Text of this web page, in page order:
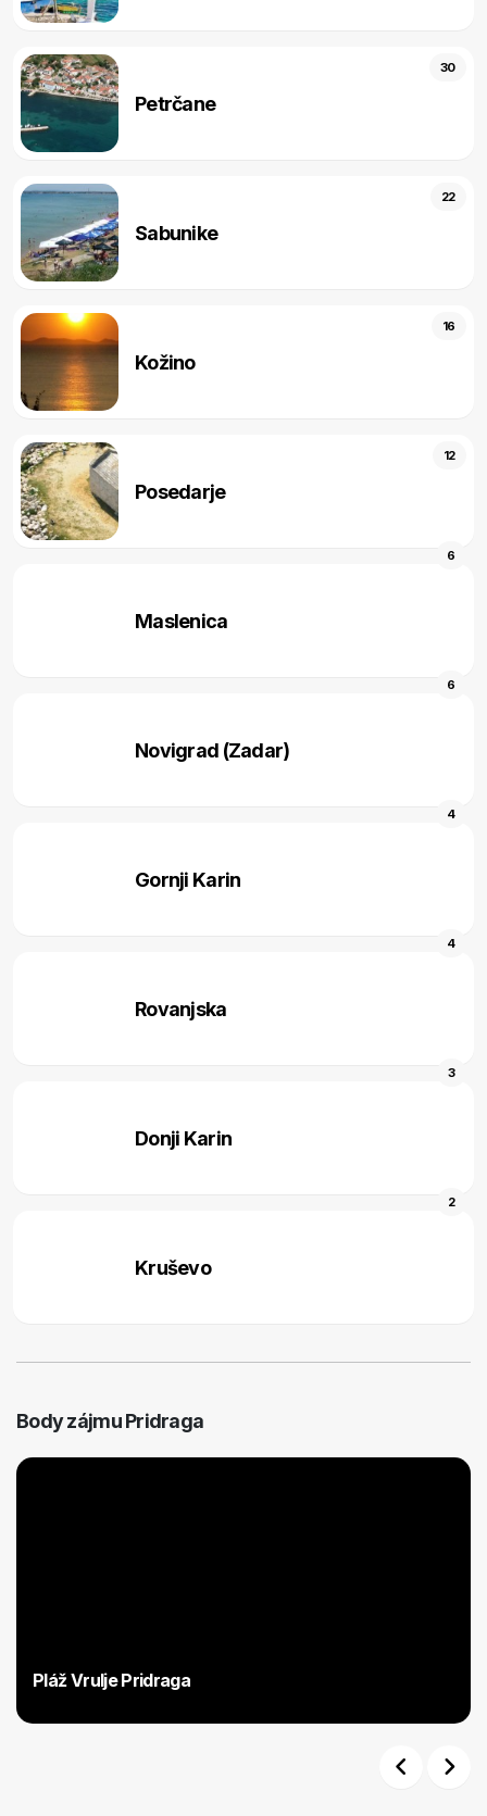
Petrčane
30
Sabunike
22
Kožino
16
Posedarje
12
Maslenica
6
Novigrad (Zadar)
6
Gornji Karin
4
Rovanjska
4
Donji Karin
3
Kruševo
2
Body zájmu Pridraga
Pláž Vrulje Pridraga